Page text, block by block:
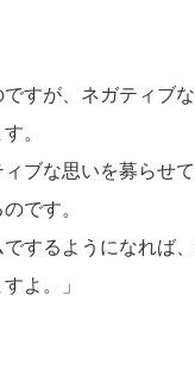
ですが、ネガティブ
。
ブな思いを募らせ
です。
するようになれば
よ。」